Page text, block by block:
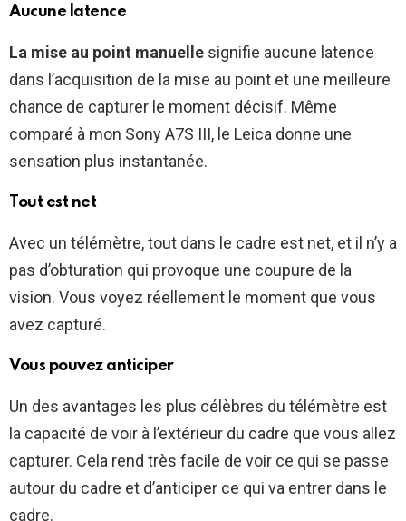
Aucune latence
La mise au point manuelle signifie aucune latence
dans l’acquisition de la mise au point et une meilleure
chance de capturer le moment décisif. Même
comparé à mon Sony A7S III, le Leica donne une
sensation plus instantanée.
Tout est net
Avec un télémètre, tout dans le cadre est net, et il n’y a
pas d’obturation qui provoque une coupure de la
vision. Vous voyez réellement le moment que vous
avez capturé.
Vous pouvez anticiper
Un des avantages les plus célèbres du télémètre est
la capacité de voir à l’extérieur du cadre que vous allez
capturer. Cela rend très facile de voir ce qui se passe
autour du cadre et d’anticiper ce qui va entrer dans le
cadre.